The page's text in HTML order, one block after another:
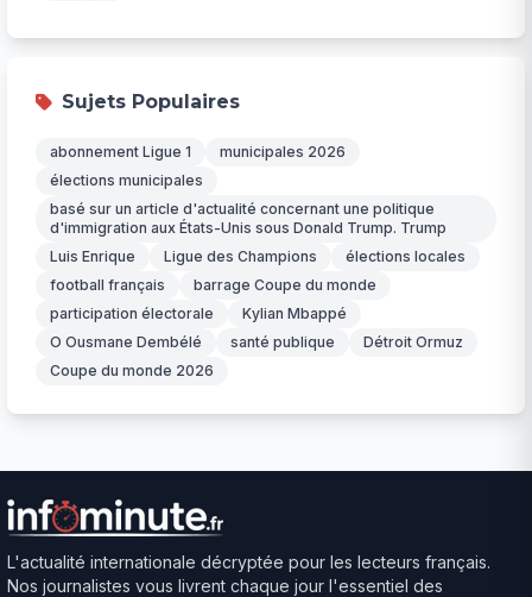
Sujets Populaires
abonnement Ligue 1
municipales 2026
élections municipales
basé sur un article d'actualité concernant une politique
d'immigration aux États-Unis sous Donald Trump. Trump
Luis Enrique
Ligue des Champions
élections locales
football français
barrage Coupe du monde
participation électorale
Kylian Mbappé
O Ousmane Dembélé
santé publique
Détroit Ormuz
Coupe du monde 2026
L'actualité internationale décryptée pour les lecteurs français.
Nos journalistes vous livrent chaque jour l'essentiel des